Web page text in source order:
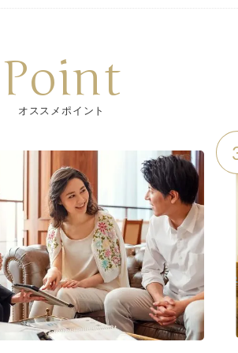
Point
オススメポイント